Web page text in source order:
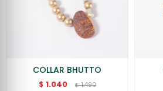
COLLAR BHUTTO
$ 1.040 $ 1.490